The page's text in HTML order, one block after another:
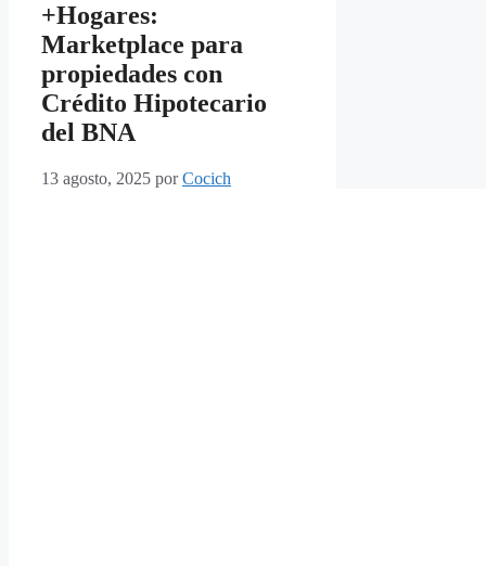
+Hogares:
Marketplace para
propiedades con
Crédito Hipotecario
del BNA
13 agosto, 2025 porCocich